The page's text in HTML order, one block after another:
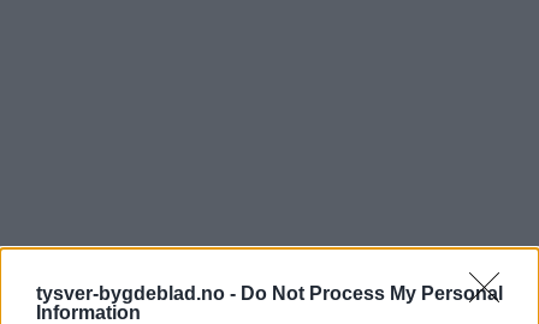
tysver-bygdeblad.no - Do Not Process My Personal
Information